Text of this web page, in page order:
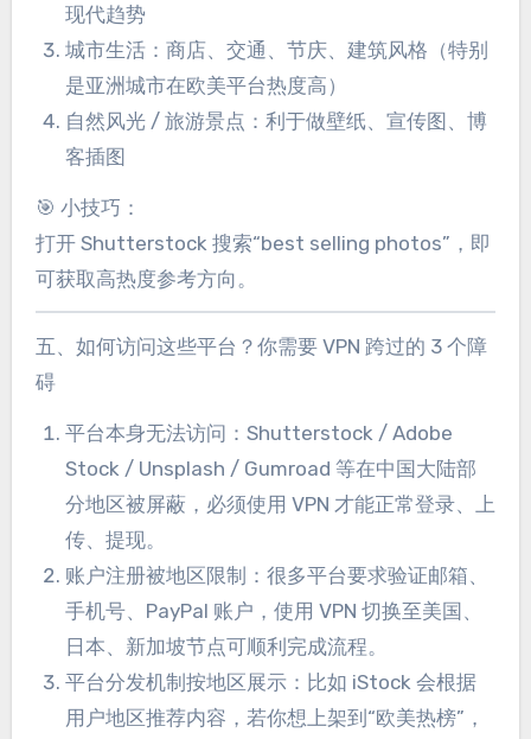
现代趋势
城市生活：商店、交通、节庆、建筑风格（特别
是亚洲城市在欧美平台热度高）
自然风光 / 旅游景点：利于做壁纸、宣传图、博
客插图
🎯 小技巧：
打开 Shutterstock 搜索“best selling photos”，即
可获取高热度参考方向。
五、如何访问这些平台？你需要 VPN 跨过的 3 个障
碍
平台本身无法访问：Shutterstock / Adobe
Stock / Unsplash / Gumroad 等在中国大陆部
分地区被屏蔽，必须使用 VPN 才能正常登录、上
传、提现。
账户注册被地区限制：很多平台要求验证邮箱、
手机号、PayPal 账户，使用 VPN 切换至美国、
日本、新加坡节点可顺利完成流程。
平台分发机制按地区展示：比如 iStock 会根据
用户地区推荐内容，若你想上架到“欧美热榜”，